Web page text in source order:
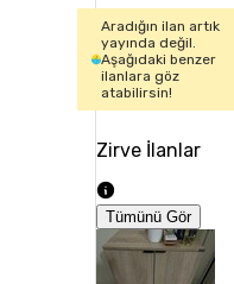
Aradığın ilan artık
yayında değil.
Aşağıdaki benzer
ilanlara göz
atabilirsin!
Zirve İlanlar
Tümünü Gör